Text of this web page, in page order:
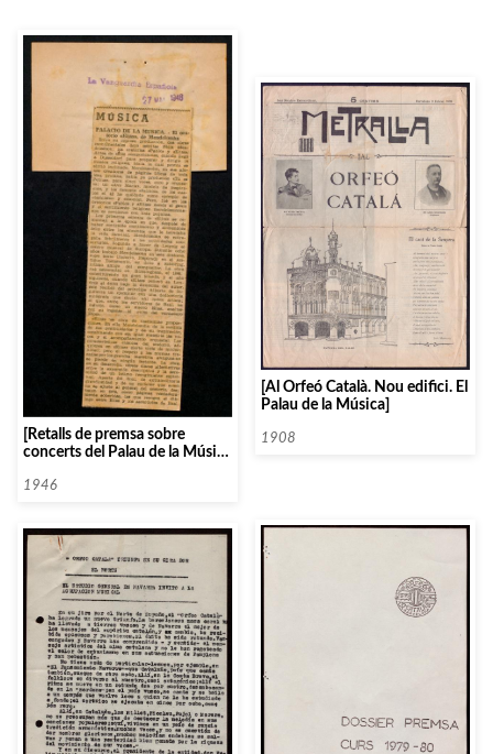
[Retalls de premsa sobre
concerts del Palau de la Música
1946
[Al Orfeó Català. Nou edifici. El
Palau de la Música]
1908